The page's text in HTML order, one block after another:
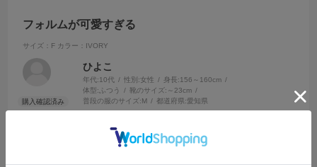
フォルムが可愛すぎる
サイズ：F カラー：IVORY
ひよこ
年代:10代 性別:女性 身長:156～160cm
体型: ふつう 靴のサイズ: ～23cm
普段の服のサイズ:M 都道府県:愛知県
サイズ感がちょうど良くて意外と軽い。形も可愛すぎる！！